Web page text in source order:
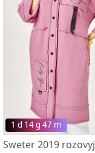
1 d 14 g 47 m
Sweter 2019 rozovyj